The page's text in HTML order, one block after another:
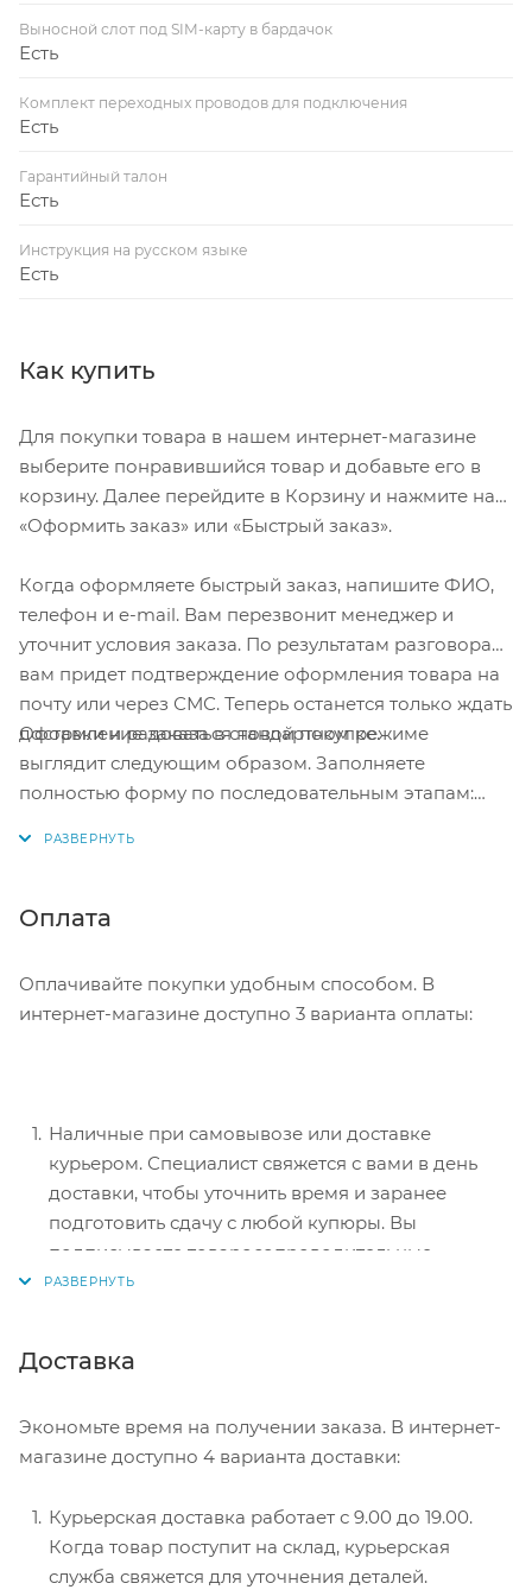
Выносной слот под SIM-карту в бардачок
Есть
Комплект переходных проводов для подключения
Есть
Гарантийный талон
Есть
Инструкция на русском языке
Есть
Как купить
Для покупки товара в нашем интернет-магазине
выберите понравившийся товар и добавьте его в
корзину. Далее перейдите в Корзину и нажмите на
«Оформить заказ» или «Быстрый заказ».
Когда оформляете быстрый заказ, напишите ФИО,
телефон и e-mail. Вам перезвонит менеджер и
уточнит условия заказа. По результатам разговора
вам придет подтверждение оформления товара на
почту или через СМС. Теперь останется только ждать
доставки и радоваться новой покупке.
Оформление заказа в стандартном режиме
выглядит следующим образом. Заполняете
полностью форму по последовательным этапам:
Нажмите кнопку «Оформить заказ».
Оплата
Оплачивайте покупки удобным способом. В
интернет-магазине доступно 3 варианта оплаты:
Наличные при самовывозе или доставке
курьером. Специалист свяжется с вами в день
доставки, чтобы уточнить время и заранее
подготовить сдачу с любой купюры. Вы
подписываете товаросопроводительные
документы, вносите денежные средства,
перенаправит вас на сервер системы ASSIST.
Здесь нужно ввести номер карты, срок действия
Электронные системы при онлайн-заказе:
PayPal, WebMoney и Яндекс.Деньги. Для
Доставка
Экономьте время на получении заказа. В интернет-
магазине доступно 4 варианта доставки:
Курьерская доставка работает с 9.00 до 19.00.
Когда товар поступит на склад, курьерская
служба свяжется для уточнения деталей.